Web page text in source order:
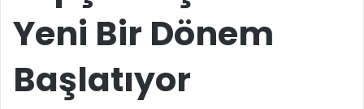
Yeni Bir Dönem
Başlatıyor